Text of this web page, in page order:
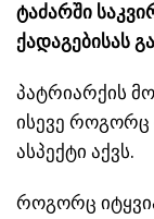
ტაძარში
ქადაგებისას
პატრიარქის
ისევე როგორც
ასპექტი აქვს.
როგორც